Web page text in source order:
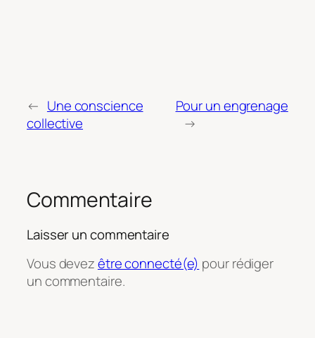
← Une conscience
collective
Pour un engrenage
→
Commentaire
Laisser un commentaire
Vous devezêtre connecté(e) pour rédiger
un commentaire.